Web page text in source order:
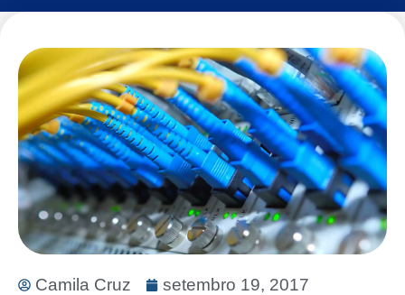
Camila Cruz
setembro 19, 2017